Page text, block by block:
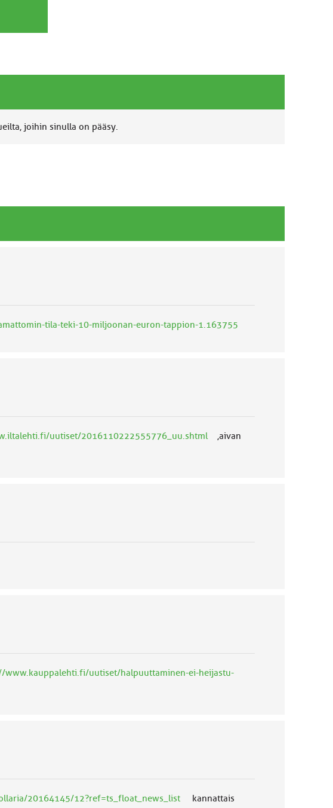
joihin sinulla on pääsy.
tila-teki-10-miljoonan-euron-tappion-1.163755
uutiset/2016110222555776_uu.shtml,aivan
www.kauppalehti.fi/uutiset/halpuuttaminen-ei-heijastu-
20164145/12?ref=ts_float_news_listkannattais